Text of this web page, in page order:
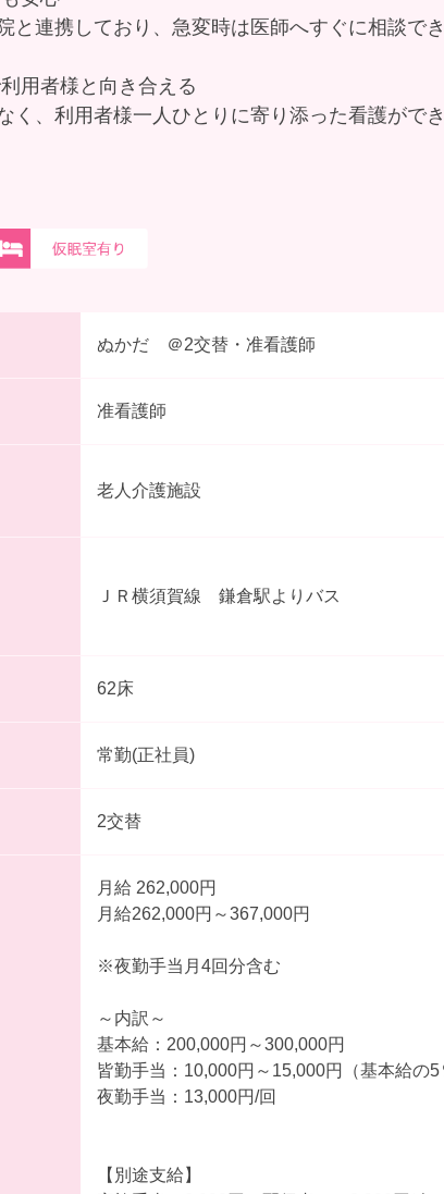
と連携しており、急変時は医師へすぐに相談で
用者様と向き合える
く、利用者様一人ひとりに寄り添った看護ができ
ぬかだ ＠2交替・准看護師
准看護師
老人介護施設
ＪＲ横須賀線 鎌倉駅よりバス
62床
常勤(正社員)
2交替
月給 262,000円
月給262,000円～367,000円
※夜勤手当月4回分含む
～内訳～
基本給：200,000円～300,000円
皆勤手当：10,000円～15,000円（基本給の5
夜勤手当：13,000円/回
【別途支給】